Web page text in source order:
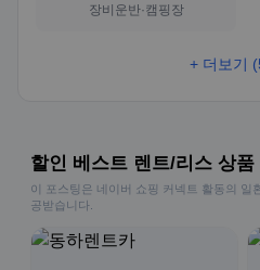
장비운반·캠핑장
+ 더보기
할인 베스트 렌트/리스 상품
이 포스팅은 네이버 쇼핑 커넥트 활동의 일
공받습니다.